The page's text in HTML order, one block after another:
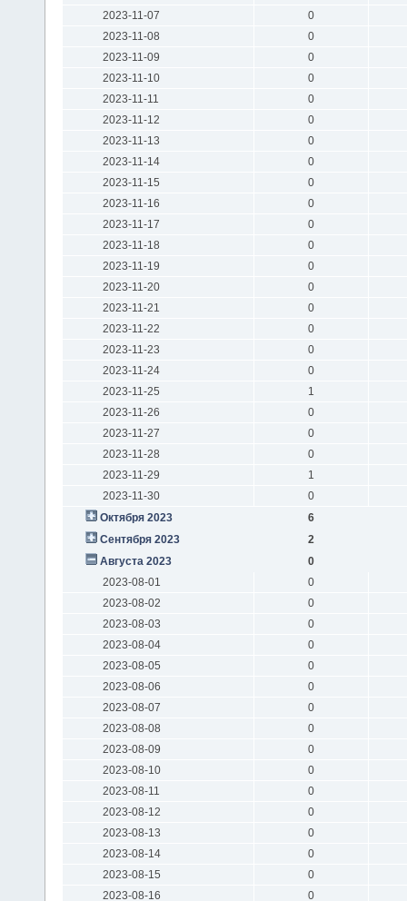
2023-11-07
0
2023-11-08
0
2023-11-09
0
2023-11-10
0
2023-11-11
0
2023-11-12
0
2023-11-13
0
2023-11-14
0
2023-11-15
0
2023-11-16
0
2023-11-17
0
2023-11-18
0
2023-11-19
0
2023-11-20
0
2023-11-21
0
2023-11-22
0
2023-11-23
0
2023-11-24
0
2023-11-25
1
2023-11-26
0
2023-11-27
0
2023-11-28
0
2023-11-29
1
2023-11-30
0
Октября 2023
6
Сентября 2023
2
Августа 2023
0
2023-08-01
0
2023-08-02
0
2023-08-03
0
2023-08-04
0
2023-08-05
0
2023-08-06
0
2023-08-07
0
2023-08-08
0
2023-08-09
0
2023-08-10
0
2023-08-11
0
2023-08-12
0
2023-08-13
0
2023-08-14
0
2023-08-15
0
2023-08-16
0